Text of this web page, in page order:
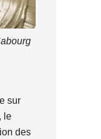
sur
le
des